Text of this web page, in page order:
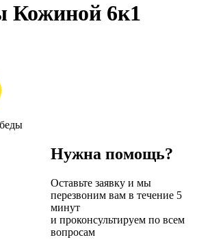
Кожиной 6к1
Нужна помощь?
Оставьте заявку и мы
перезвоним вам в течение 5
минут
и проконсультируем по всем
вопросам